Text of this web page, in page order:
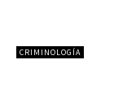
CRIMINOLOGÍA